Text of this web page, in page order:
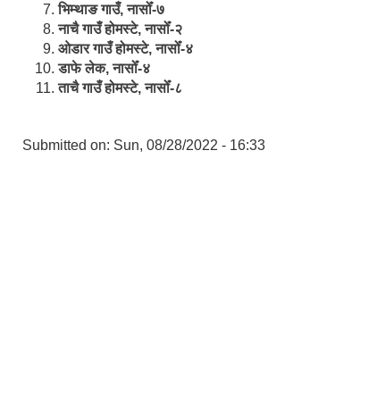
भिम्थाङ गाउँ, नासोँ-७
नाचै गाउँ होमस्टे, नासोँ-२
ओ‍‍‌डार गाउँ होमस्टे, नासोँ-४
डाफे लेक, नासोँ-४
ताचै गाउँ होमस्टे, नासोँ-८
Submitted on: Sun, 08/28/2022 - 16:33